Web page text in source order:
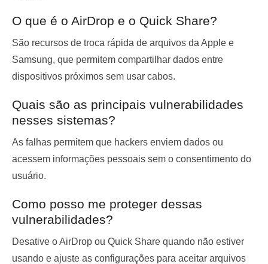
O que é o AirDrop e o Quick Share?
São recursos de troca rápida de arquivos da Apple e
Samsung, que permitem compartilhar dados entre
dispositivos próximos sem usar cabos.
Quais são as principais vulnerabilidades
nesses sistemas?
As falhas permitem que hackers enviem dados ou
acessem informações pessoais sem o consentimento do
usuário.
Como posso me proteger dessas
vulnerabilidades?
Desative o AirDrop ou Quick Share quando não estiver
usando e ajuste as configurações para aceitar arquivos